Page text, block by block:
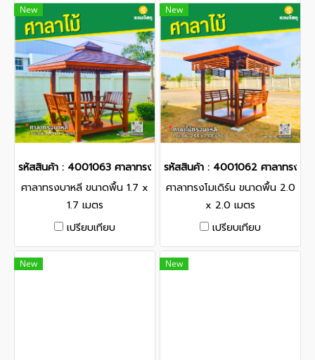
New
รหัสสินค้า : 4001063 ศาลาทรงบาหลี ขนาดพื้น 1.7 x 1.7 เมตร
ศาลาทรงบาหลี ขนาดพื้น 1.7 x
1.7 เมตร
เปรียบเทียบ
New
รหัสสินค้า : 4001062 ศาลาทรงโ
ศาลาทรงโมเดิร์น ขนาดพื้น 2.0
x 2.0 เมตร
เปรียบเทียบ
New New